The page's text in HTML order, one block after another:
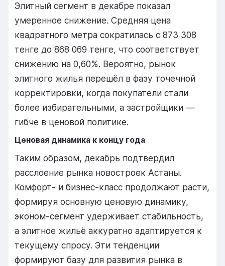
Элитный сегмент в декабре показал
умеренное снижение. Средняя цена
квадратного метра сократилась с 873 308
тенге до 868 069 тенге, что соответствует
снижению на 0,60%. Вероятно, рынок
элитного жилья перешёл в фазу точечной
корректировки, когда покупатели стали
более избирательными, а застройщики —
гибче в ценовой политике.
Ценовая динамика к концу года
Таким образом, декабрь подтвердил
расслоение рынка новостроек Астаны.
Комфорт- и бизнес-класс продолжают расти,
формируя основную ценовую динамику,
эконом-сегмент удерживает стабильность,
а элитное жильё аккуратно адаптируется к
текущему спросу. Эти тенденции
формируют базу для развития рынка в